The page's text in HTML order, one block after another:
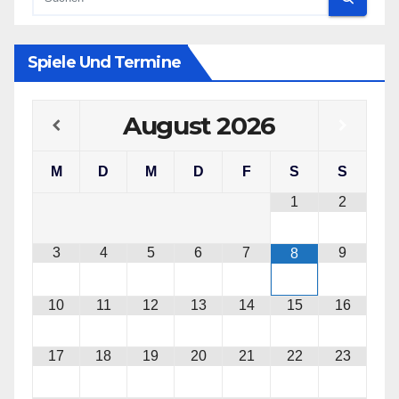
Spiele Und Termine
August2026
M D M D F S
S
1
2
3 4 5 6 7 8 9
10 11 12 13 14 15 16
17 18 19 20 21 22 23